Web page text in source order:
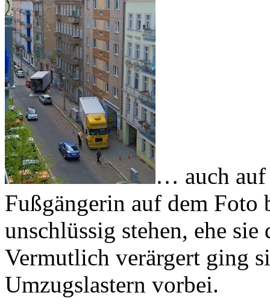
… auch auf
Fußgängerin auf dem Foto
unschlüssig stehen, ehe
Vermutlich verärgert ging
Umzugslastern vorbei.